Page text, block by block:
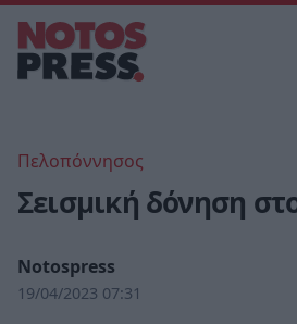
Πελοπόννησος
Σεισμική δόνηση
Notospress
19/04/2023 07:31